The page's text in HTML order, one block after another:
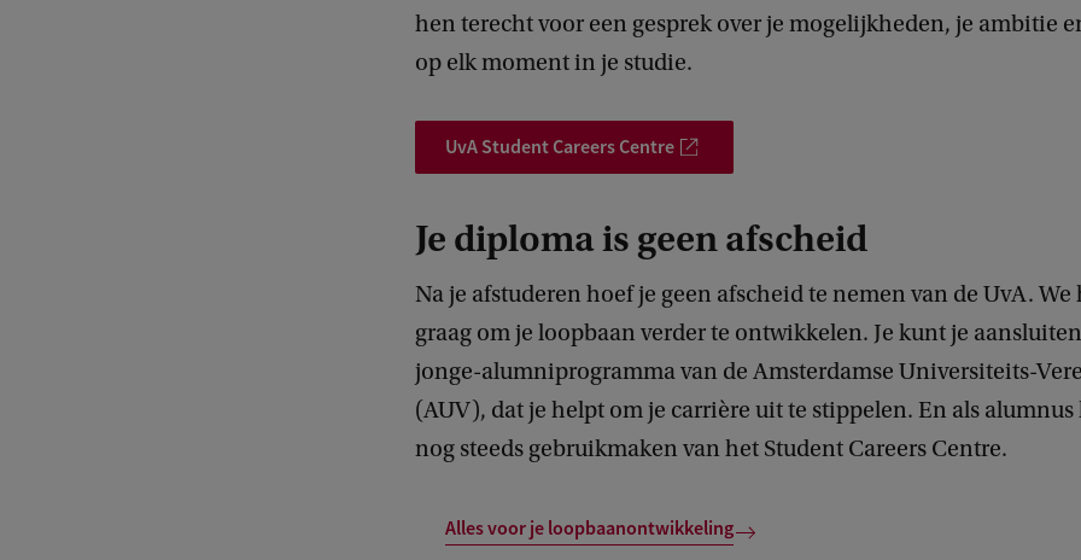
hen terecht voor een gesprek over je mogelijkheden, je ambitie
op elk moment in je studie.
UvA Student Careers Centre
Je diploma is geen afscheid
Na je afstuderen hoef je geen afscheid te nemen van de UvA. We
graag om je loopbaan verder te ontwikkelen. Je kunt je
jonge-alumniprogramma van de Amsterdamse Universiteits-
(AUV), dat je helpt om je carrière uit te stippelen. En als alumnus
nog steeds gebruikmaken van het Student Careers Centre.
Alles voor je loopbaanontwikkeling